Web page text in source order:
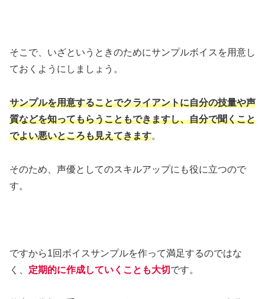
そこで、いざというときのためにサンプルボイスを用意し
ておくようにしましょう。
サンプルを用意することでクライアントに自分の技量や声
質などを知ってもらうこともできますし、自分で聞くこと
でよい悪いところも見えてきます。
そのため、声優としてのスキルアップにも役に立つので
す。
ですから1回ボイスサンプルを作って満足するのではな
く、 定期的に作成していくことも大切です。